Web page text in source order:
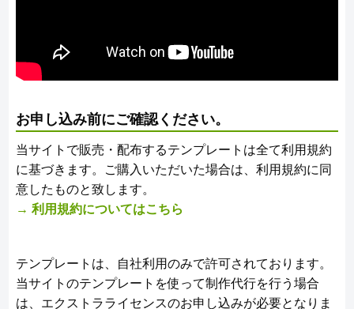
お申し込み前にご確認ください。
当サイトで販売・配布するテンプレートは全て利用規約
に基づきます。ご購入いただいた場合は、利用規約に同
意したものと致します。
→ 利用規約についてはこちら
テンプレートは、自社利用のみで許可されております。
当サイトのテンプレートを使って制作代行を行う場合
は、エクストラライセンスのお申し込みが必要となりま